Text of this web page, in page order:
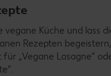
vegane Küche und lass
Rezepten
für „Vegane Lasagne“